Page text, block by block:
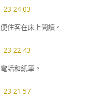
住客在床上閱讀。
話和紙筆。